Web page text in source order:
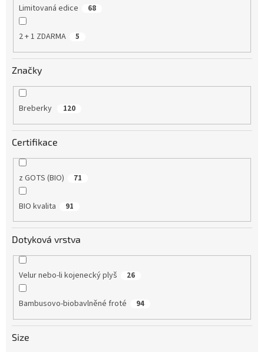
Limitovaná edice 68
2 + 1 ZDARMA 5
Značky
Breberky 120
Certifikace
z GOTS (BIO) 71
BIO kvalita 91
Dotyková vrstva
Velur nebo-li kojenecký plyš 26
Bambusovo-biobavlněné froté 94
Size